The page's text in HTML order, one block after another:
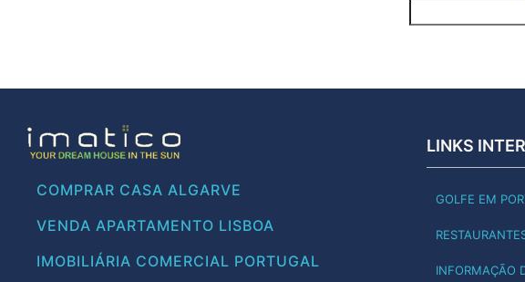
COMPRAR CASA ALGARVE
VENDA APARTAMENTO LISBOA
IMOBILIÁRIA COMERCIAL PORTUGAL
LINKS
GOLFE EM
INFORMAÇÃO